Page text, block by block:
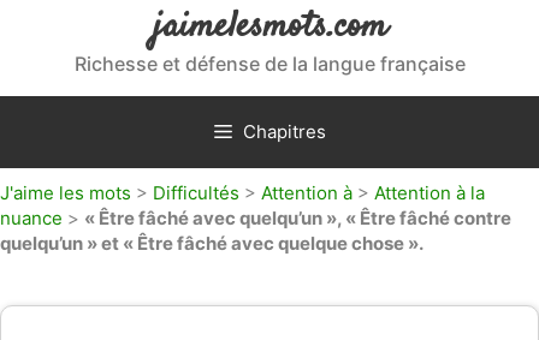
jaimelesmots.com
Richesse et défense de la langue française
Chapitres
J'aime les mots > Difficultés > Attention à > Attention à la
nuance > « Être fâché avec quelqu’un », « Être fâché contre
quelqu’un » et « Être fâché avec quelque chose ».